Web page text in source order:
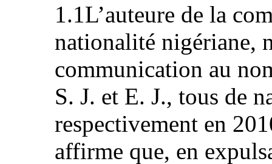
1.1L’auteure de la
nationalité nigériane,
communication au
S. J. et E. J., tous de
respectivement en
affirme que, en